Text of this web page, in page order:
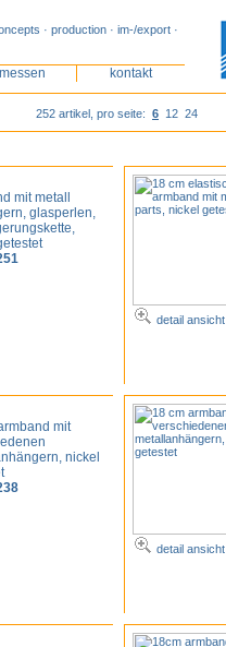
· production · im-/export ·
messen kontakt
252 artikel, pro seite: 6 12 24
mit metall
glasperlen,
detail ansicht
mit
nickel
detail ansicht